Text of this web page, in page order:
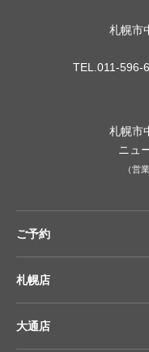
札幌市
TEL.011-596-
札幌市
ニュ
（営
ご予約
札幌店
大通店